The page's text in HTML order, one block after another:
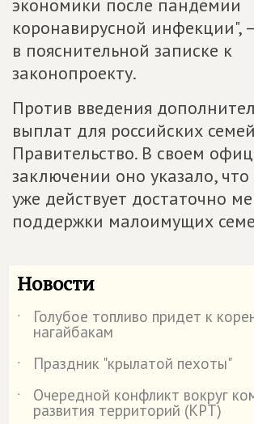
экономики после пандемии
коронавирусной инфекции",
в пояснительной записке к
законопроекту.
Против введения
выплат для российских
Правительство. В своем
заключении оно указало, что
уже действует достаточно
поддержки малоимущих
Новости
˙ Голубое топливо придет к
нагайбакам
˙
Праздник "крылатой пехоты"
˙
Очередной конфликт вокруг
развития территорий (КРТ)